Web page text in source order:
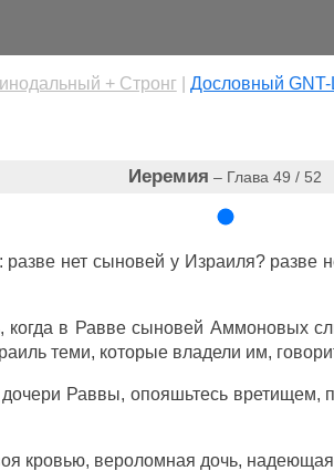
+ Стронг| Дословный GNT-
Иеремия – Глава 49 / 52
разве нетсыновей у Израиля? разве
, когда в Равве сыновей Аммоновых
теми, которые владели им,
дочери Раввы, опояшьтесь вретищем,
кровью, вероломная дочь,